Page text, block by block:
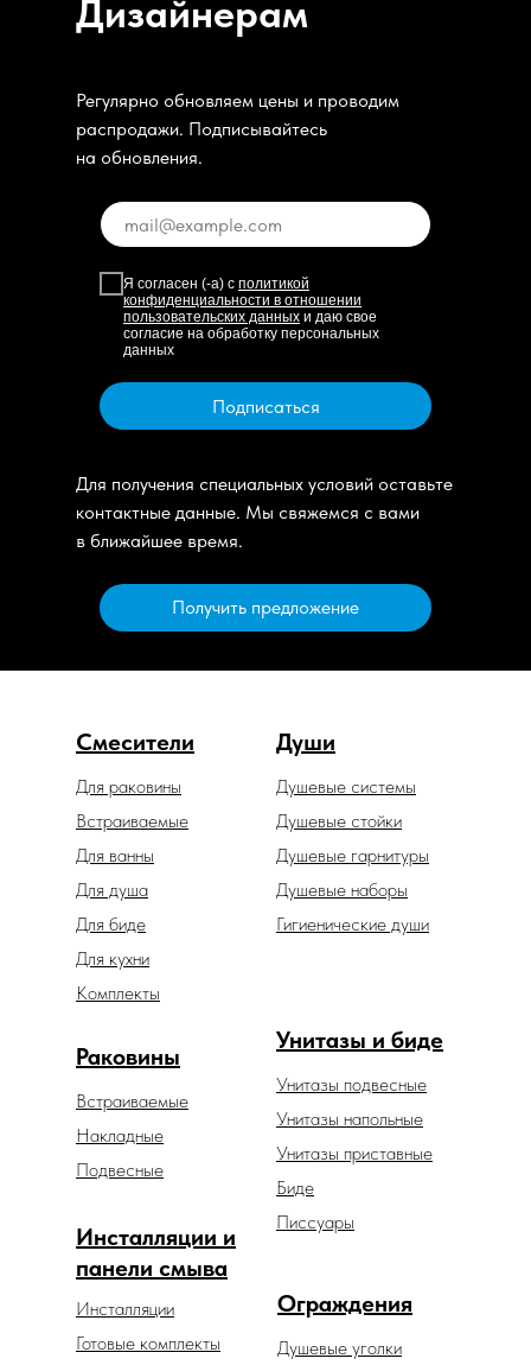
Дизайнерам
Регулярно обновляем цены и проводим
распродажи. Подписывайтесь
на обновления.
Я согласен (-а) с политикой
конфиденциальности в отношении
пользовательских данных и даю свое
согласие на обработку персональных
данных
Подписаться
Для получения специальных условий оставьте
контактные данные. Мы свяжемся с вами
в ближайшее время.
Получить предложение
Смесители Души
Душевые гарнитуры
Душевые системы
Гигиенические души
Душевые наборы
Унитазы и биде
Унитазы подвесные
Унитазы напольные
Унитазы приставные
Раковины
Встраиваемые
Накладные
Подвесные
Встраиваемые
Для биде
Для ванны
Для душа
Для раковины
Для кухни
Ограждения
Душевые уголки
Душевые стойки
Биде
Инсталляции и
панели смыва
Инсталляции
Готовые комплекты
Комплекты
Писсуары